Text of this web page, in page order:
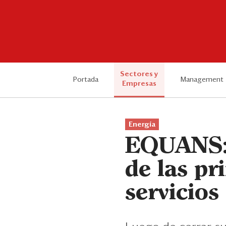
Portada
Sectores y
Empresas
Management
Energía
de las